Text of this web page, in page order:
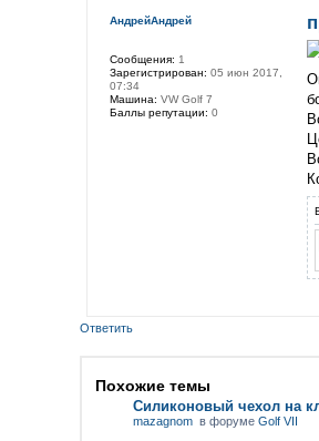
АндрейАндрей
Сообщения: 1
Зарегистрирован: 05 июн 2017,
07:34
Машина: VW Golf 7
Баллы репутации: 0
Ответить
Похожие темы
Силиконовый чехол на
mazagnom в форумеGolf VII